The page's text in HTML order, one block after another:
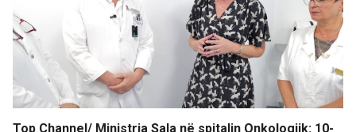
Top Channel/ Ministrja Sala në spitalin Onkologjik: 10-